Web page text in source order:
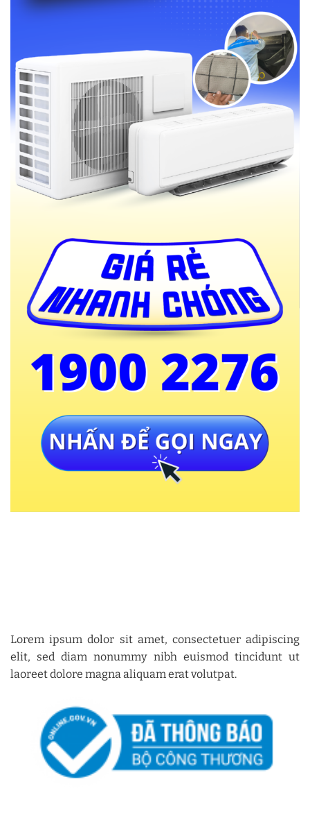
Lorem ipsum dolor sit amet, consectetuer adipiscing
elit, sed diam nonummy nibh euismod tincidunt ut
laoreet dolore magna aliquam erat volutpat.